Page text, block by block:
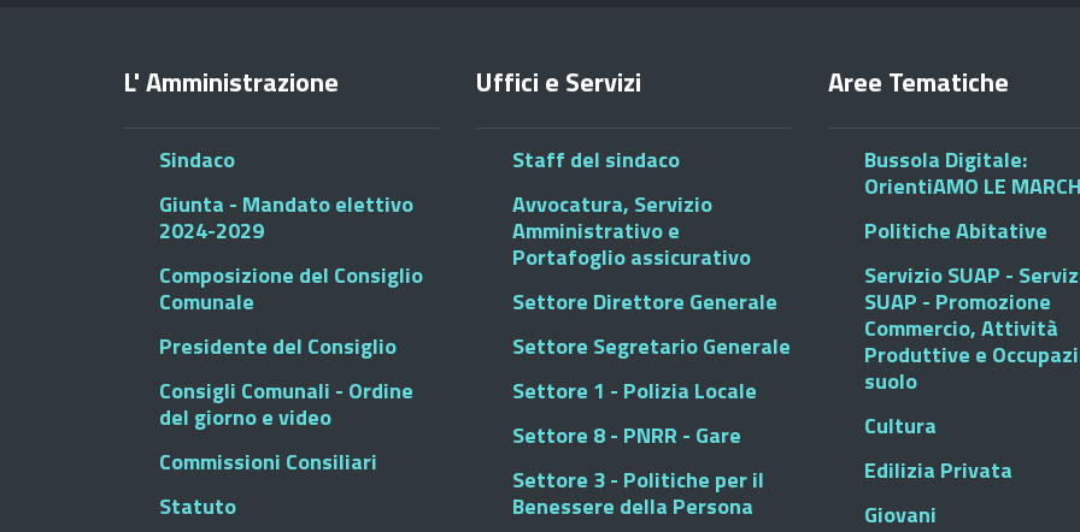
L' Amministrazione
Sindaco
Giunta - Mandato elettivo
2024-2029
Composizione del Consiglio
Comunale
Presidente del Consiglio
Consigli Comunali - Ordine
del giorno e video
Commissioni Consiliari
Statuto
Uffici e Servizi
Staff del sindaco
Avvocatura, Servizio
Amministrativo e
Portafoglio assicurativo
Settore Direttore Generale
Settore Segretario Generale
Settore 1 - Polizia Locale
Settore 8 - PNRR - Gare
Settore 3 - Politiche per il
Benessere della Persona
Aree Tematiche
Bussola Digitale:
OrientiAMO LE
Politiche Abitative
Servizio SUAP -
SUAP - Promozione
Commercio, Attività
Produttive e
suolo
Cultura
Edilizia Privata
Giovani